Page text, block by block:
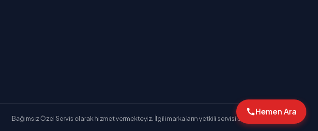
Bağımsız Özel Servis olarak hizmet vermekteyiz. İlgili markaların yetkili servisi değiliz.
Hemen Ara